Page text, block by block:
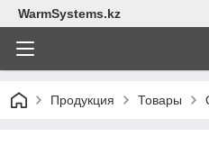
WarmSystems.kz
Продукция Товары